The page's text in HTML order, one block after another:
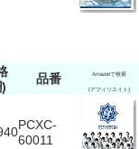
品番 Amazonで検索
(アフィリエイト)
PCXC-
60011